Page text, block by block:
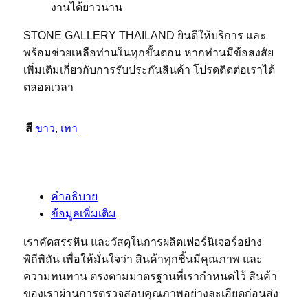
งานได้ยาวนาน
STONE GALLERY THAILAND ยินดีให้บริการ และ
พร้อมช่วยเหลือท่านในทุกขั้นตอน หากท่านมีข้อสงสัย
เพิ่มเติมเกี่ยวกับการรับประกันสินค้า โปรดติดต่อเราได้
ตลอดเวลา
สี ขาว, เทา
คำอธิบาย
ข้อมูลเพิ่มเติม
เราคัดสรรหิน และวัสดุในการผลิตเฟอร์นิเจอร์อย่าง
พิถีพิถัน เพื่อให้มั่นใจว่า สินค้าทุกชิ้นมีคุณภาพ และ
ความทนทาน ตรงตามมาตรฐานที่เรากำหนดไว้ สินค้า
ของเราผ่านการตรวจสอบคุณภาพอย่างละเอียดก่อนส่ง